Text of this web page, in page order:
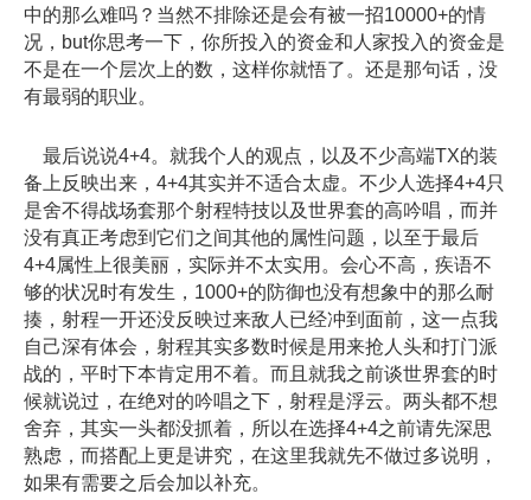
中的那么难吗？当然不排除还是会有被一招10000+的情
况，but你思考一下，你所投入的资金和人家投入的资金是
不是在一个层次上的数，这样你就悟了。还是那句话，没
有最弱的职业。
最后说说4+4。就我个人的观点，以及不少高端TX的装
备上反映出来，4+4其实并不适合太虚。不少人选择4+4只
是舍不得战场套那个射程特技以及世界套的高吟唱，而并
没有真正考虑到它们之间其他的属性问题，以至于最后
4+4属性上很美丽，实际并不太实用。会心不高，疾语不
够的状况时有发生，1000+的防御也没有想象中的那么耐
揍，射程一开还没反映过来敌人已经冲到面前，这一点我
自己深有体会，射程其实多数时候是用来抢人头和打门派
战的，平时下本肯定用不着。而且就我之前谈世界套的时
候就说过，在绝对的吟唱之下，射程是浮云。两头都不想
舍弃，其实一头都没抓着，所以在选择4+4之前请先深思
熟虑，而搭配上更是讲究，在这里我就先不做过多说明，
如果有需要之后会加以补充。